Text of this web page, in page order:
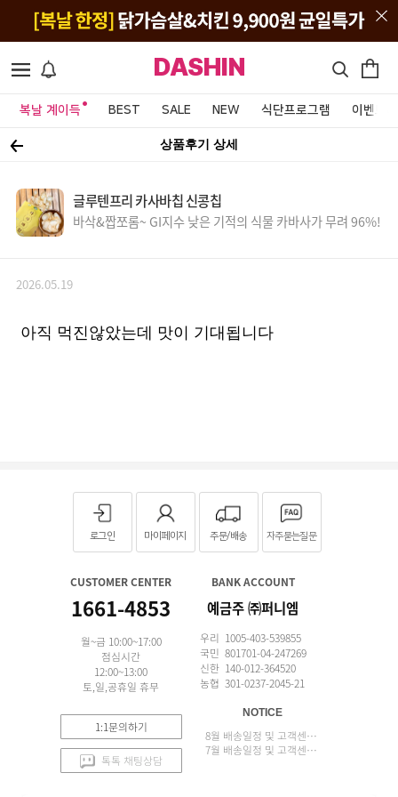
DASHIN
복날 계이득 BEST SALE NEW 식단프로그램 이벤트&
상품후기 상세
글루텐프리 카사바칩 신콩칩
바삭&짭쪼롬~ GI지수 낮은 기적의 식물 카바사가 무려 96%!
2026.05.19
아직 먹진않았는데 맛이 기대됩니다
로그인 마이페이지 주문/배송 자주묻는질문
CUSTOMER CENTER
1661-4853
월~금 10:00~17:00
점심시간
12:00~13:00
토,일,공휴일 휴무
1:1문의하기
톡톡 채팅상담
BANK ACCOUNT
예금주 ㈜퍼니엠
우리 1005-403-539855
국민 801701-04-247269
신한 140-012-364520
농협 301-0237-2045-21
NOTICE
8월 배송일정 및 고객센터 업무 안내
7월 배송일정 및 고객센터 업무 안내